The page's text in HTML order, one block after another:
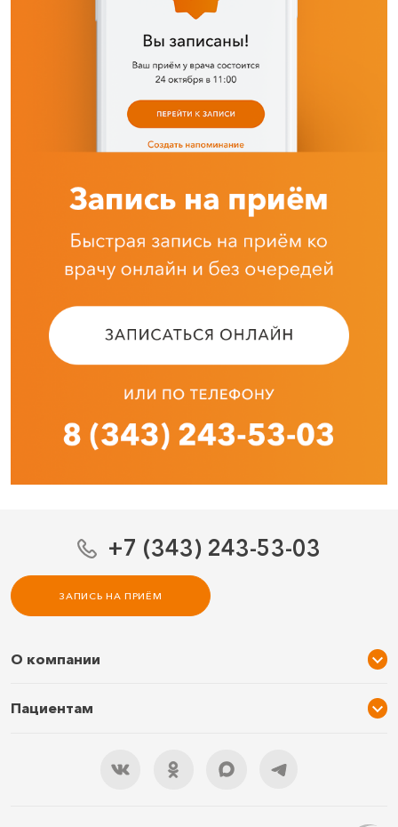
+7 (343) 243-53-03
ЗАПИСЬ НА ПРИЁМ
О компании
Услуги и цены
Пациентам
Подарочный сертификат